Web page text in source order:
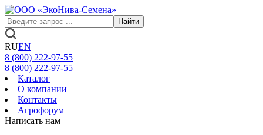
Найти
RUEN
8 (800) 222-97-55
8 (800) 222-97-55
Каталог
О компании
Контакты
Агрофорум
Написать нам